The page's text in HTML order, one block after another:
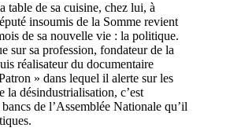
table de sa cuisine, chez lui, à
insoumis de la Somme revient
de sa nouvelle vie : la politique.
sur sa profession, fondateur de la
réalisateur du documentaire
» dans lequel il alerte sur les
la désindustrialisation, c’est
de l’Assemblée Nationale qu’il